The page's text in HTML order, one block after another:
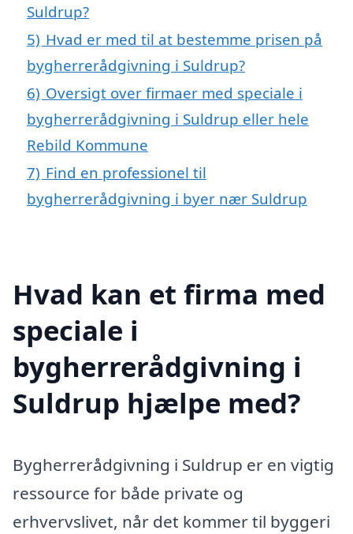
Suldrup?
5) Hvad er med til at bestemme prisen på
bygherrerådgivning i Suldrup?
6) Oversigt over firmaer med speciale i
bygherrerådgivning i Suldrup eller hele
Rebild Kommune
7) Find en professionel til
bygherrerådgivning i byer nær Suldrup
Hvad kan et firma med
speciale i
bygherrerådgivning i
Suldrup hjælpe med?
Bygherrerådgivning i Suldrup er en vigtig
ressource for både private og
erhvervslivet, når det kommer til byggeri